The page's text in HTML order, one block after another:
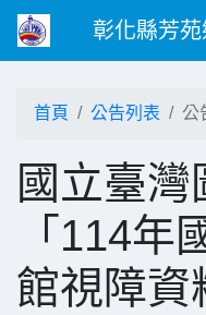
彰化縣芳
首頁 公告列表 公
國立臺
「114年
館視障資